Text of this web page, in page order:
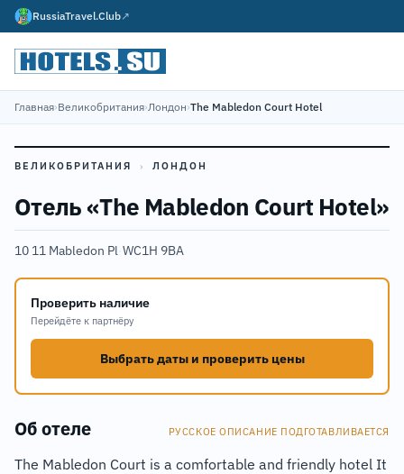
RussiaTravel.Club↗
Главная›Великобритания›Лондон›The Mabledon Court Hotel
ВЕЛИКОБРИТАНИЯ › ЛОНДОН
Отель «The Mabledon Court Hotel»
10 11 Mabledon Pl·WC1H 9BA
Проверить наличие
Перейдёте к партнёру
Выбрать даты и проверить цены
Об отеле РУССКОЕ ОПИСАНИЕ ПОДГОТАВЛИВАЕТСЯ
The Mabledon Court is a comfortable and friendly hotel It